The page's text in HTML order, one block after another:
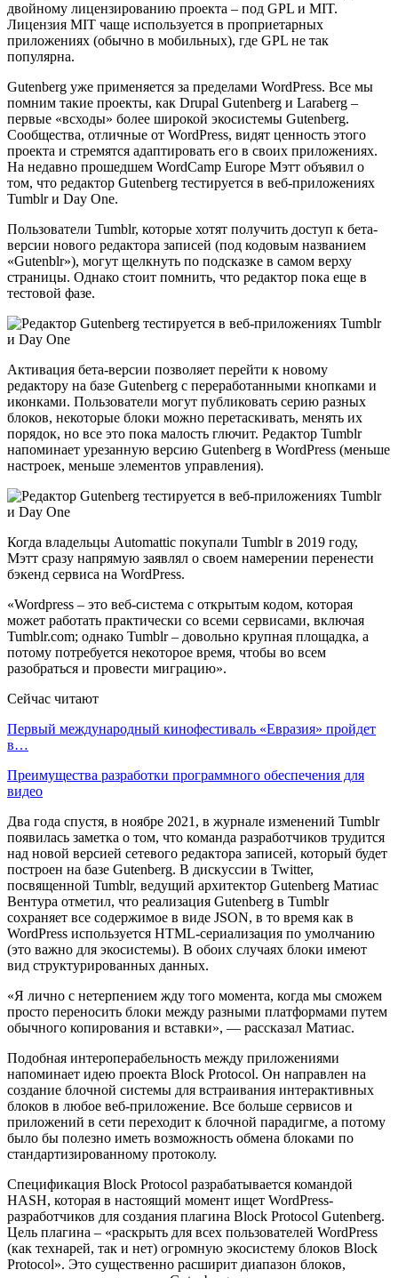
двойному лицензированию проекта – под GPL и MIT.
Лицензия MIT чаще используется в проприетарных
приложениях (обычно в мобильных), где GPL не так
популярна.
Gutenberg уже применяется за пределами WordPress. Все мы
помним такие проекты, как Drupal Gutenberg и Laraberg –
первые «всходы» более широкой экосистемы Gutenberg.
Сообщества, отличные от WordPress, видят ценность этого
проекта и стремятся адаптировать его в своих приложениях.
На недавно прошедшем WordCamp Europe Мэтт объявил о
том, что редактор Gutenberg тестируется в веб-приложениях
Tumblr и Day One.
Пользователи Tumblr, которые хотят получить доступ к бета-
версии нового редактора записей (под кодовым названием
«Gutenblr»), могут щелкнуть по подсказке в самом верху
страницы. Однако стоит помнить, что редактор пока еще в
тестовой фазе.
Активация бета-версии позволяет перейти к новому
редактору на базе Gutenberg с переработанными кнопками и
иконками. Пользователи могут публиковать серию разных
блоков, некоторые блоки можно перетаскивать, менять их
порядок, но все это пока малость глючит. Редактор Tumblr
напоминает урезанную версию Gutenberg в WordPress (меньше
настроек, меньше элементов управления).
Когда владельцы Automattic покупали Tumblr в 2019 году,
Мэтт сразу напрямую заявлял о своем намерении перенести
бэкенд сервиса на WordPress.
«Wordpress – это веб-система с открытым кодом, которая
может работать практически со всеми сервисами, включая
Tumblr.com; однако Tumblr – довольно крупная площадка, а
потому потребуется некоторое время, чтобы во всем
разобраться и провести миграцию».
Сейчас читают
Первый международный кинофестиваль «Евразия» пройдет
в…
Преимущества разработки программного обеспечения для
видео
Два года спустя, в ноябре 2021, в журнале изменений Tumblr
появилась заметка о том, что команда разработчиков трудится
над новой версией сетевого редактора записей, который будет
построен на базе Gutenberg. В дискуссии в Twitter,
посвященной Tumblr, ведущий архитектор Gutenberg Матиас
Вентура отметил, что реализация Gutenberg в Tumblr
сохраняет все содержимое в виде JSON, в то время как в
WordPress используется HTML-сериализация по умолчанию
(это важно для экосистемы). В обоих случаях блоки имеют
вид структурированных данных.
«Я лично с нетерпением жду того момента, когда мы сможем
просто переносить блоки между разными платформами путем
обычного копирования и вставки», — рассказал Матиас.
Подобная интероперабельность между приложениями
напоминает идею проекта Block Protocol. Он направлен на
создание блочной системы для встраивания интерактивных
блоков в любое веб-приложение. Все больше сервисов и
приложений в сети переходит к блочной парадигме, а потому
было бы полезно иметь возможность обмена блоками по
стандартизированному протоколу.
Спецификация Block Protocol разрабатывается командой
HASH, которая в настоящий момент ищет WordPress-
разработчиков для создания плагина Block Protocol Gutenberg.
Цель плагина – «раскрыть для всех пользователей WordPress
(как технарей, так и нет) огромную экосистему блоков Block
Protocol». Это существенно расширит диапазон блоков,